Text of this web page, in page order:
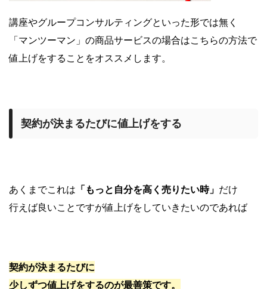
講座やグループコンサルティングといった形では無く
「マンツーマン」の商品サービスの場合はこちらの方法で
値上げをすることをオススメします。
契約が決まるたびに値上げをする
あくまでこれは 「もっと自分を高く売りたい時」 だけ
行えば良いことですが値上げをしていきたいのであれば
契約が決まるたびに
少しずつ値上げをするのが最善策です。